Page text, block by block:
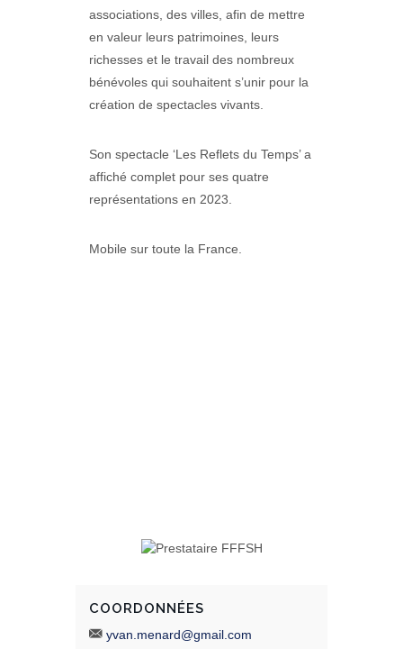
associations, des villes, afin de mettre
en valeur leurs patrimoines, leurs
richesses et le travail des nombreux
bénévoles qui souhaitent s’unir pour la
création de spectacles vivants.
Son spectacle ‘Les Reflets du Temps’ a
affiché complet pour ses quatre
représentations en 2023.
Mobile sur toute la France.
COORDONNÉES
yvan.menard@gmail.com